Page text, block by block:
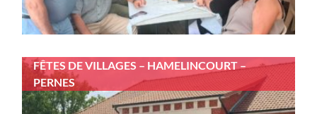
FÊTES DE VILLAGES – HAMELINCOURT –
PERNES